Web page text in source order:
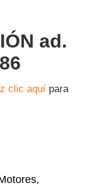
Iniciar sesión
ad.
clic aquípara
,